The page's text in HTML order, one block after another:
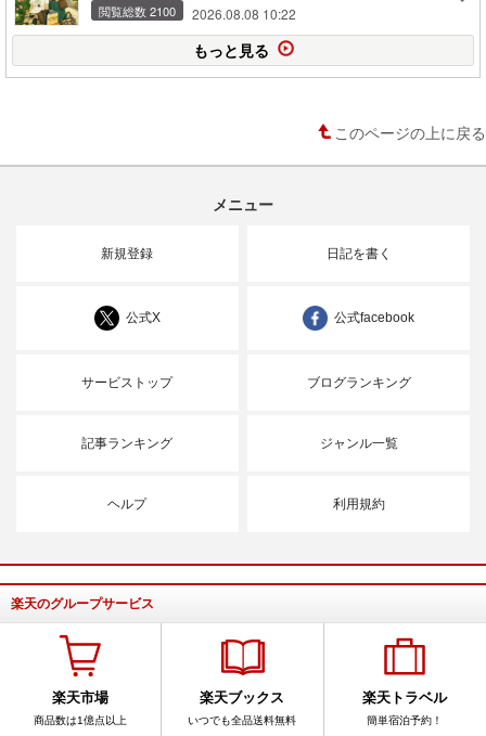
閲覧総数 2100 2026.08.08 10:22
もっと見る
このページの上に戻る
メニュー
新規登録 日記を書く
公式X 公式facebook
サービストップ ブログランキング
記事ランキング ジャンル一覧
ヘルプ 利用規約
楽天のグループサービス
楽天市場
商品数は1億点以上
楽天ブックス
いつでも全品送料無料
楽天トラベル
簡単宿泊予約！